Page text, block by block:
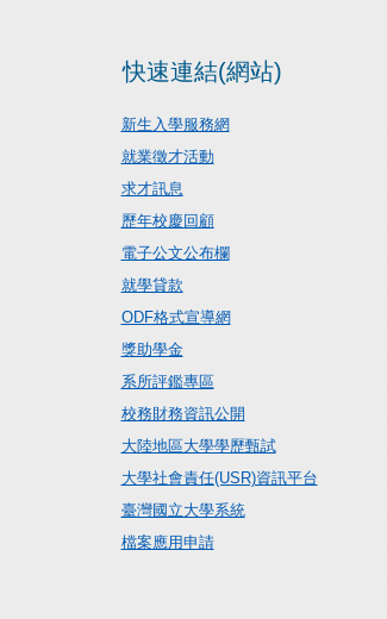
快速連結(網站)
新生入學服務網
就業徵才活動
求才訊息
歷年校慶回顧
電子公文公布欄
就學貸款
ODF格式宣導網
獎助學金
系所評鑑專區
校務財務資訊公開
大陸地區大學學歷甄試
大學社會責任(USR)資訊平台
臺灣國立大學系統
檔案應用申請